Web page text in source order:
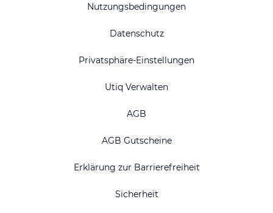
Nutzungsbedingungen
Datenschutz
Privatsphäre-Einstellungen
Utiq Verwalten
AGB
AGB Gutscheine
Erklärung zur Barrierefreiheit
Sicherheit